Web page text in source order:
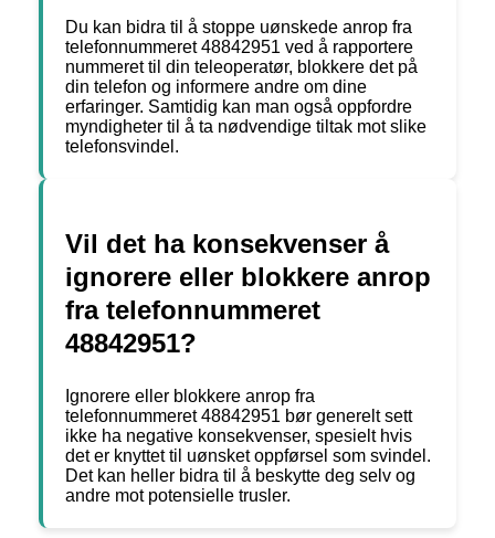
Du kan bidra til å stoppe uønskede anrop fra
telefonnummeret 48842951 ved å rapportere
nummeret til din teleoperatør, blokkere det på
din telefon og informere andre om dine
erfaringer. Samtidig kan man også oppfordre
myndigheter til å ta nødvendige tiltak mot slike
telefonsvindel.
Vil det ha konsekvenser å
ignorere eller blokkere anrop
fra telefonnummeret
48842951?
Ignorere eller blokkere anrop fra
telefonnummeret 48842951 bør generelt sett
ikke ha negative konsekvenser, spesielt hvis
det er knyttet til uønsket oppførsel som svindel.
Det kan heller bidra til å beskytte deg selv og
andre mot potensielle trusler.